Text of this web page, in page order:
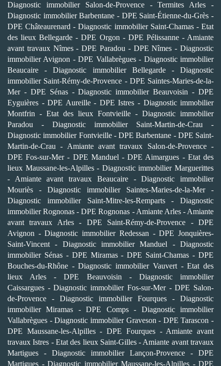
Diagnostic immobilier Salon-de-Provence-Termites Arles -
Diagnostic immobilier Barbentane - DPE Saint-Étienne-du-Grès-
DPE Châteaurenard -Diagnostic immobilier Saint-Chamas-Etat
des lieux Bellegarde -DPE Orgon - DPE Pélissanne - Amiante
avant travaux Nîmes-DPE Paradou - DPE Nîmes -Diagnostic
immobilier Avignon -DPE Vallabrègues- Diagnostic immobilier
Beaucaire -Diagnostic immobilier Bellegarde-Diagnostic
immobilier Saint-Rémy-de-Provence - DPE Saintes-Maries-de-la-
Mer- DPE Sénas-Diagnostic immobilier Beauvoisin -DPE
Eyguières -DPE Aureille- DPE Istres - Diagnostic immobilier
Montfrin - Etat des lieux Fontvieille - Diagnostic immobilier
Paradou - Diagnostic immobilier Saint-Martin-de-Crau -
Diagnostic immobilier Fontvieille- DPE Barbentane - DPE Saint-
Martin-de-Crau - Amiante avant travaux Salon-de-Provence-
DPE Fos-sur-Mer- DPE Manduel -DPE Aimargues - Etat des
lieux Maussane-les-Alpilles- Diagnostic immobilier Marguerittes
- Amiante avant travaux Beaucaire-Diagnostic immobilier
Mouriès - Diagnostic immobilier Saintes-Maries-de-la-Mer-
Diagnostic immobilier Saint-Mitre-les-Remparts- Diagnostic
immobilier Rognonas -DPE Rognonas - Amiante Arles- Amiante
avant travaux Arles- DPE Saint-Rémy-de-Provence -DPE
Avignon -Diagnostic immobilier Redessan -DPE Jonquières-
Saint-Vincent- Diagnostic immobilier Manduel -Diagnostic
immobilier Sénas- DPE Miramas-DPE Saint-Chamas -DPE
Bouches-du-Rhône -Diagnostic immobilier Vauvert-Etat des
lieux Arles -DPE Beauvoisin - Diagnostic immobilier
Caissargues -Diagnostic immobilier Fos-sur-Mer-DPE Salon-
de-Provence - Diagnostic immobilier Fourques - Diagnostic
immobilier Miramas -DPE Comps- Diagnostic immobilier
Vallabrègues -Diagnostic immobilier Graveson - DPE Tarascon -
DPE Maussane-les-Alpilles-DPE Fourques- Amiante avant
travaux Istres - Etat des lieux Saint-Gilles- Amiante avant travaux
Martigues - Diagnostic immobilier Lançon-Provence - DPE
Martigues - Diagnostic immobilier Maussane-les-Alpilles - DPE